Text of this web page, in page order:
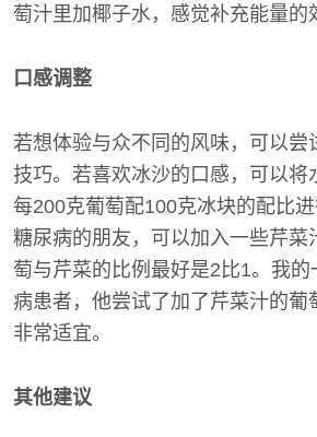
萄汁里加椰子水，感觉补充能量的
口感调整
若想体验与众不同的风味，可以尝
技巧。若喜欢冰沙的口感，可以将
每200克葡萄配100克冰块的配比
糖尿病的朋友，可以加入一些芹菜
萄与芹菜的比例最好是2比1。我的
病患者，他尝试了加了芹菜汁的葡
非常适宜。
其他建议